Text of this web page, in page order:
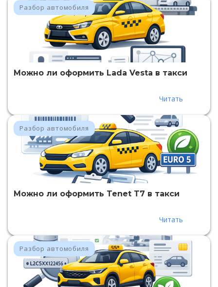
Разбор автомобиля
Можно ли оформить Lada Vesta в такси
Читать
Разбор автомобиля
Можно ли оформить Tenet T7 в такси
Читать
Разбор автомобиля